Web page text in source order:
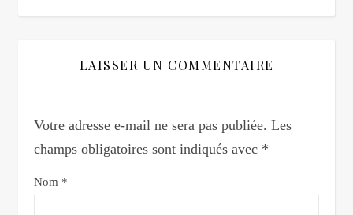
LAISSER UN COMMENTAIRE
Votre adresse e-mail ne sera pas publiée. Les
champs obligatoires sont indiqués avec *
Nom *